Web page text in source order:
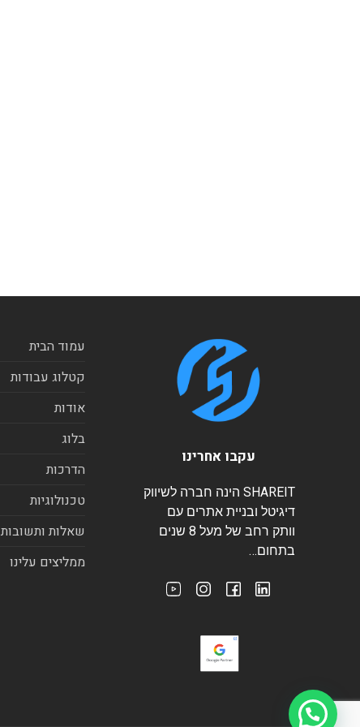
עקבו אחרינו
SHAREIT הינה חברה לשיווק
דיגיטל ובניית אתרים עם
וותק רחב של מעל 8 שנים
בתחום…
עמוד הבית
קטלוג עבודות
אודות
בלוג
הדרכות
טכנולוגיות
שאלות ותשובות
ממליצים עלינו